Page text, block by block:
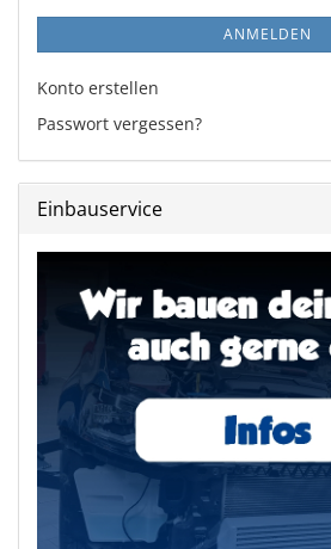
ANMELDEN
Konto erstellen
Passwort vergessen?
Einbauservice